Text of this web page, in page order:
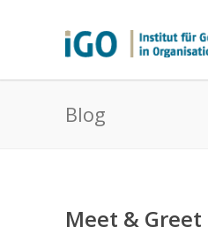
Blog
Meet & Greet